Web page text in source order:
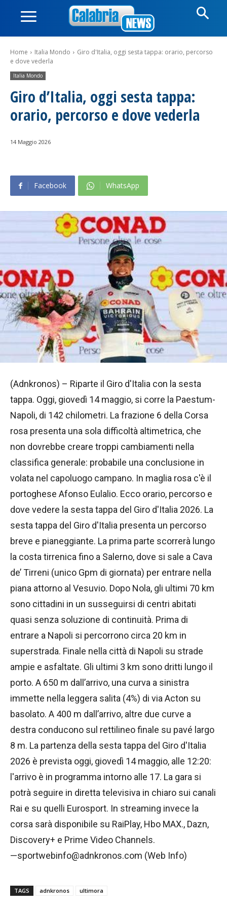
Home Italia Mondo
Giro d'Italia, oggi sesta tappa: orario, percorso
e dove vederla
Italia Mondo
Giro d’Italia, oggi sesta tappa:
orario, percorso e dove vederla
14 Maggio 2026
Facebook WhatsApp
(Adnkronos) – Riparte il Giro d'Italia con la sesta
tappa. Oggi, giovedì 14 maggio, si corre la Paestum-
Napoli, di 142 chilometri. La frazione 6 della Corsa
rosa presenta una sola difficoltà altimetrica, che
non dovrebbe creare troppi cambiamenti nella
classifica generale: probabile una conclusione in
volata nel capoluogo campano. In maglia rosa c'è il
portoghese Afonso Eulalio. Ecco orario, percorso e
dove vedere la sesta tappa del Giro d'Italia 2026. La
sesta tappa del Giro d'Italia presenta un percorso
breve e pianeggiante. La prima parte scorrerà lungo
la costa tirrenica fino a Salerno, dove si sale a Cava
de’ Tirreni (unico Gpm di giornata) per entrare nella
piana attorno al Vesuvio. Dopo Nola, gli ultimi 70 km
sono cittadini in un susseguirsi di centri abitati
quasi senza soluzione di continuità. Prima di
entrare a Napoli si percorrono circa 20 km in
superstrada. Finale nella città di Napoli su strade
ampie e asfaltate. Gli ultimi 3 km sono dritti lungo il
porto. A 650 m dall’arrivo, una curva a sinistra
immette nella leggera salita (4%) di via Acton su
basolato. A 400 m dall’arrivo, altre due curve a
destra conducono sul rettilineo finale su pavé largo
8 m. La partenza della sesta tappa del Giro d'Italia
2026 è prevista oggi, giovedì 14 maggio, alle 12:20:
l'arrivo è in programma intorno alle 17. La gara si
potrà seguire in diretta televisiva in chiaro sui canali
Rai e su quelli Eurosport. In streaming invece la
corsa sarà disponibile su RaiPlay, Hbo MAX., Dazn,
Discovery+ e Prime Video Channels.
—sportwebinfo@adnkronos.com (Web Info)
TAGS adnkronos ultimora